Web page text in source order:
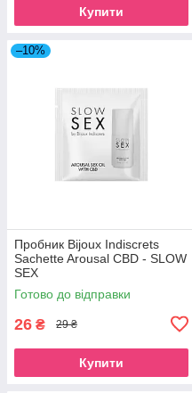
Купити
–10%
Пробник Bijoux Indiscrets
Sachette Arousal CBD - SLOW
SEX
Готово до відправки
26 ₴ 29 ₴
Купити